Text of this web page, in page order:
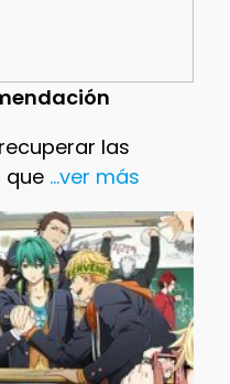
las
que...ver más